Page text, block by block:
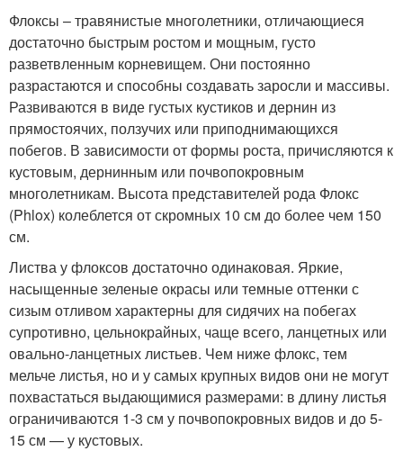
Флоксы – травянистые многолетники, отличающиеся
достаточно быстрым ростом и мощным, густо
разветвленным корневищем. Они постоянно
разрастаются и способны создавать заросли и массивы.
Развиваются в виде густых кустиков и дернин из
прямостоячих, ползучих или приподнимающихся
побегов. В зависимости от формы роста, причисляются к
кустовым, дернинным или почвопокровным
многолетникам. Высота представителей рода Флокс
(Phlox) колеблется от скромных 10 см до более чем 150
см.
Листва у флоксов достаточно одинаковая. Яркие,
насыщенные зеленые окрасы или темные оттенки с
сизым отливом характерны для сидячих на побегах
супротивно, цельнокрайных, чаще всего, ланцетных или
овально-ланцетных листьев. Чем ниже флокс, тем
мельче листья, но и у самых крупных видов они не могут
похвастаться выдающимися размерами: в длину листья
ограничиваются 1-3 см у почвопокровных видов и до 5-
15 см — у кустовых.